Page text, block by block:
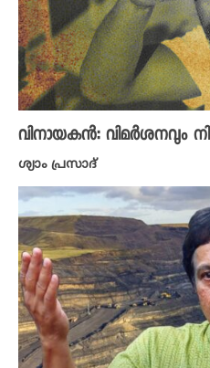
വിനായകൻ: വിമർശനവും
ശ്യാം പ്രസാദ്